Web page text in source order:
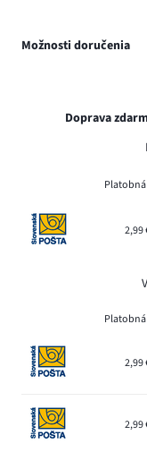
Možnosti doručenia
Doprava
2,99
2,99
2,99